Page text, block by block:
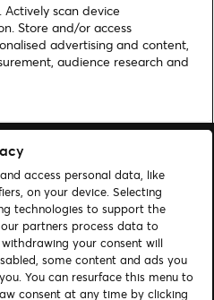
mit seiner Europa-Tour im Juli 2025
Konzertinfos
Kontakt
scan device
Store and/or access
advertising and content,
audience research and
access personal data, like
on your device. Selecting
technologies to support the
partners process data to
your consent will
some content and ads you
You can resurface this menu to
consent at any time by clicking